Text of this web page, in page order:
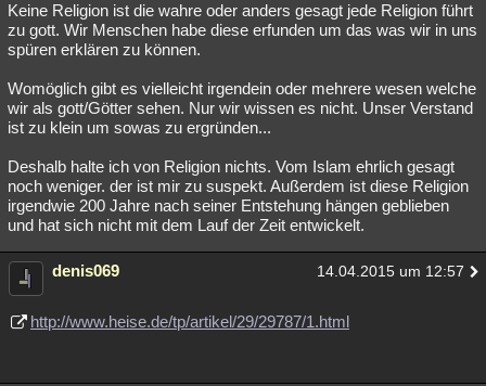
Keine Religion ist die wahre oder anders gesagt jede Religion führt
zu gott. Wir Menschen habe diese erfunden um das was wir in uns
spüren erklären zu können.
Womöglich gibt es vielleicht irgendein oder mehrere wesen welche
wir als gott/Götter sehen. Nur wir wissen es nicht. Unser Verstand
ist zu klein um sowas zu ergründen...
Deshalb halte ich von Religion nichts. Vom Islam ehrlich gesagt
noch weniger. der ist mir zu suspekt. Außerdem ist diese Religion
irgendwie 200 Jahre nach seiner Entstehung hängen geblieben
und hat sich nicht mit dem Lauf der Zeit entwickelt.
denis069 14.04.2015 um 12:57
http://www.heise.de/tp/artikel/29/29787/1.html